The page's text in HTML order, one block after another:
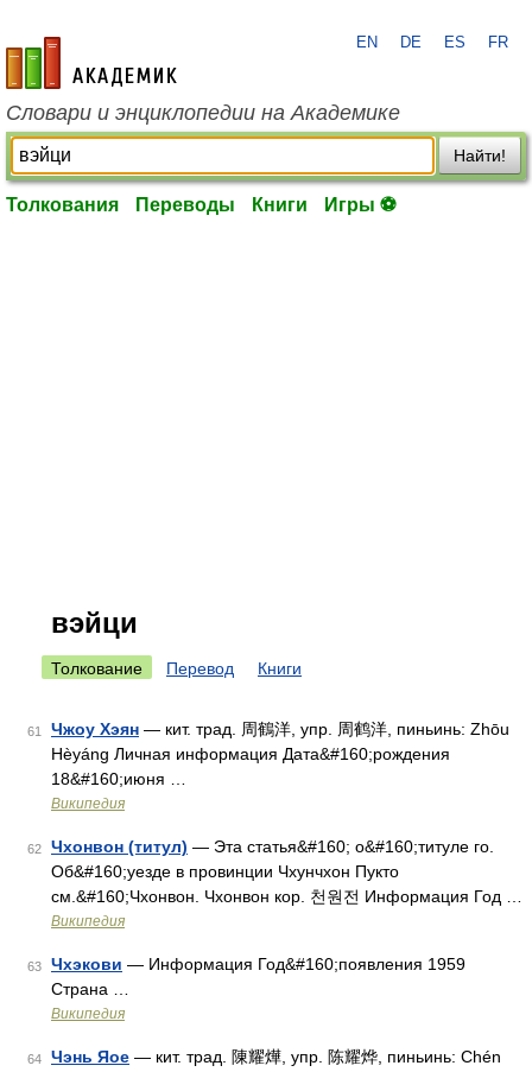
academic.ru
EN DE ES FR
Словари и энциклопедии на Академике
Найти!
Толкования Переводы Книги Игры ⚽
вэйци
Толкование Перевод Книги
61 Чжоу Хэян — кит. трад. 周鶴洋, упр. 周鹤洋, пиньинь: Zhōu
Hèyáng Личная информация Дата&#160;рождения
18&#160;июня …
Википедия
62 Чхонвон (титул) — Эта статья&#160; о&#160;титуле го.
Об&#160;уезде в провинции Чхунчхон Пукто
см.&#160;Чхонвон. Чхонвон кор. 천원전 Информация Год …
Википедия
63 Чхэкови — Информация Год&#160;появления 1959
Страна …
Википедия
64 Чэнь Яое — кит. трад. 陳耀燁, упр. 陈耀烨, пиньинь: Chén